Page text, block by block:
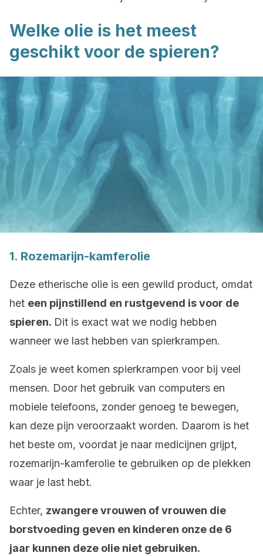
Welke olie is het meest
geschikt voor de spieren?
1. Rozemarijn-kamferolie
Deze etherische olie is een gewild product, omdat
het een pijnstillend en rustgevend is voor de
spieren. Dit is exact wat we nodig hebben
wanneer we last hebben van spierkrampen.
Zoals je weet komen spierkrampen voor bij veel
mensen. Door het gebruik van computers en
mobiele telefoons, zonder genoeg te bewegen,
kan deze pijn veroorzaakt worden. Daarom is het
het beste om, voordat je naar medicijnen grijpt,
rozemarijn-kamferolie te gebruiken op de plekken
waar je last hebt.
Echter, zwangere vrouwen of vrouwen die
borstvoeding geven en kinderen onze de 6
jaar kunnen deze olie niet gebruiken.